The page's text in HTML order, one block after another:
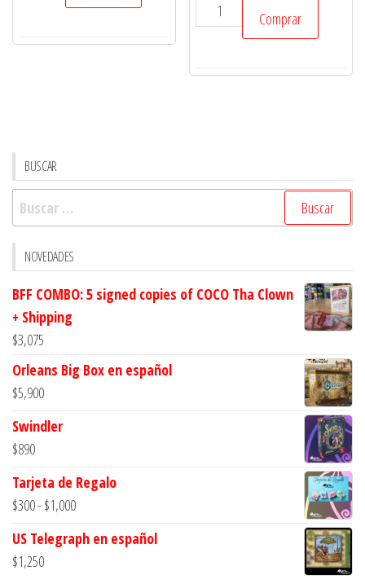
Mundo
Fate
Time
aventura
sistema
Comprar
BUSCAR
Buscar:
NOVEDADES
BFF COMBO: 5 signed copies of COCO Tha Clown
+ Shipping
$3,075
Orleans Big Box en español
$5,900
Swindler
$890
Tarjeta de Regalo
$300- $1,000Rango
precios:
US Telegraph en español
$1,250